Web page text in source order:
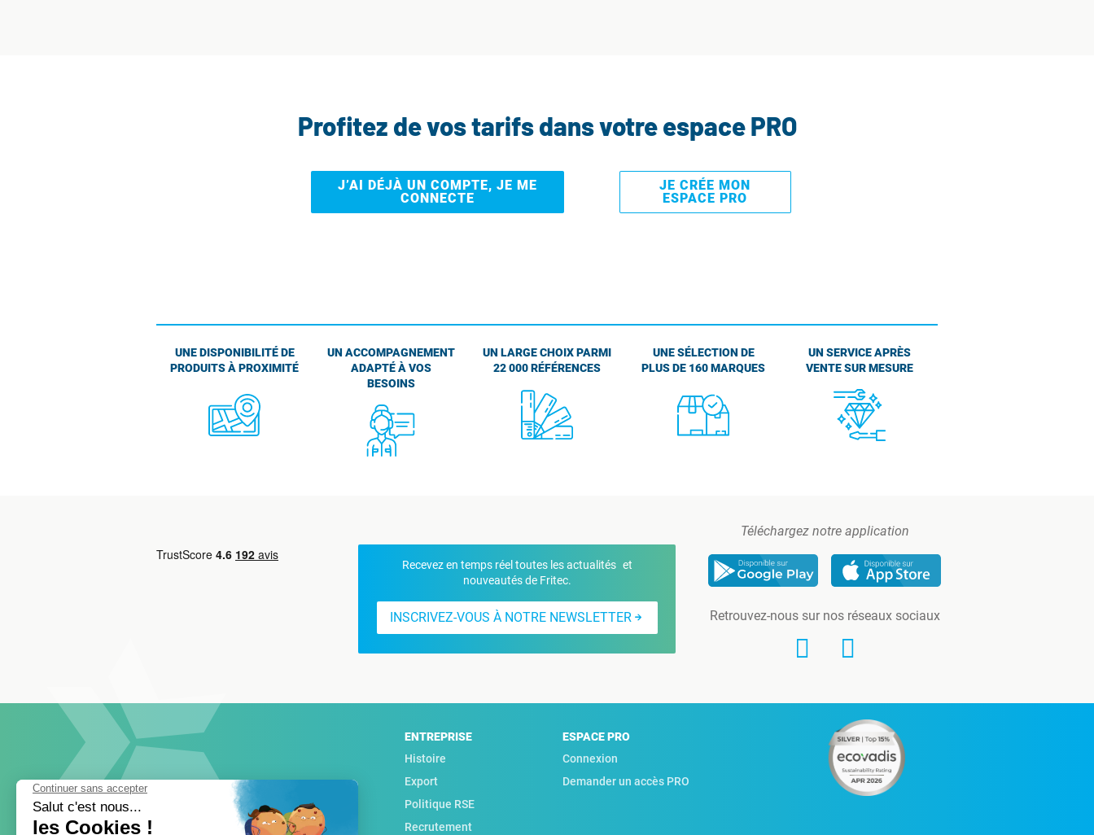
Profitez de vos tarifs dans votre espace PRO
J’AI DÉJÀ UN COMPTE, JE ME
CONNECTE
JE CRÉE MON
ESPACE PRO
UNE DISPONIBILITÉ DE
PRODUITS À PROXIMITÉ
UN ACCOMPAGNEMENT
ADAPTÉ À VOS
BESOINS
UN LARGE CHOIX PARMI
22 000 RÉFÉRENCES
UNE SÉLECTION DE
PLUS DE 160 MARQUES
UN SERVICE APRÈS
VENTE SUR MESURE
Recevez en temps réel toutes les actualités et
nouveautés de Fritec.
INSCRIVEZ-VOUS À NOTRE NEWSLETTER
Téléchargez notre application
Retrouvez-nous sur nos réseaux sociaux
ENTREPRISE
Histoire
Export
Politique RSE
Recrutement
ESPACE PRO
Connexion
Demander un accès PRO